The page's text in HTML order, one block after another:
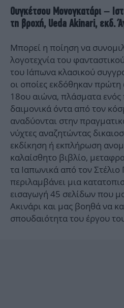
Ουγκέτσου Μονογκατάρι –
τη βροχή, Ueda Akinari, εκδ.
Μπορεί η ποίηση να
λογοτεχνία του
του Ιάπωνα κλασικού
οι οποίες εκδόθηκαν
18ου αιώνα, πλάσματα
δαιμονικά όντα από τον
αναδύονται στην
νύχτες αναζητώντας
εκδίκηση ή εκπλήρωση
καλαίσθητο βιβλίο,
τα Ιαπωνικά από τον
περιλαμβάνει μια
εισαγωγή 45 σελίδων που
Ακινάρι και μας βοηθά να
σπουδαιότητα του έργου